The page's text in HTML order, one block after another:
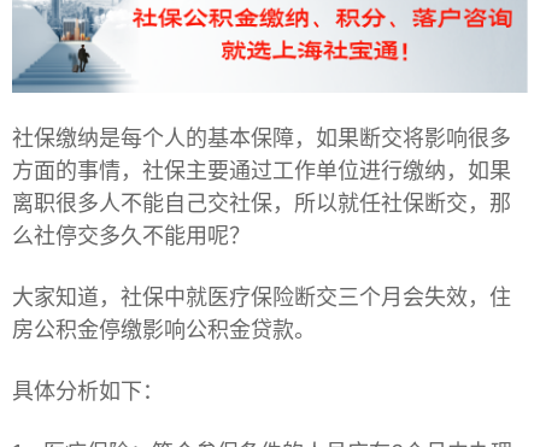
社保缴纳是每个人的基本保障，如果断交将影响很多
方面的事情，社保主要通过工作单位进行缴纳，如果
离职很多人不能自己交社保，所以就任社保断交，那
么社停交多久不能用呢？
大家知道，社保中就医疗保险断交三个月会失效，住
房公积金停缴影响公积金贷款。
具体分析如下：